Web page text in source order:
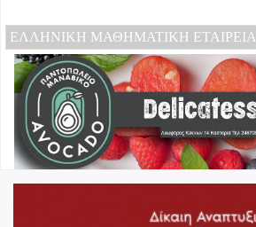
ΕΛΛΗΝΙΚΗ ΜΑΘΗΜΑΤΙΚΗ ΕΤΑΙΡΕΙΑ